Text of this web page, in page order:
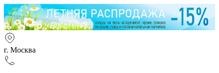
г. Москва